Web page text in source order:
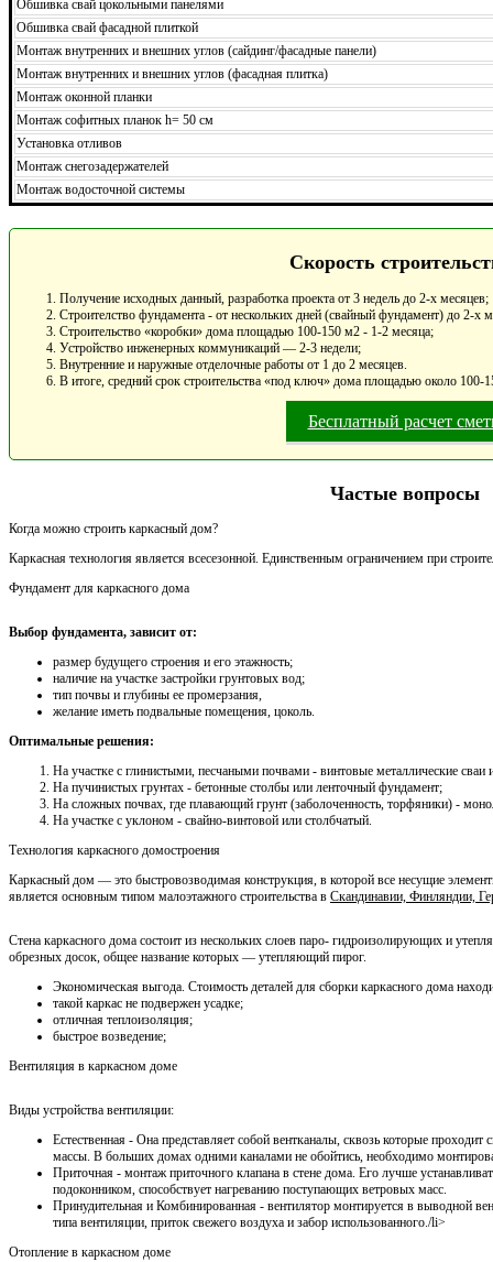
Обшивка свай цокольными панелями
Обшивка свай фасадной плиткой
Монтаж внутренних и внешних углов (сайдинг/фасадные панели)
Монтаж внутренних и внешних углов (фасадная плитка)
Монтаж оконной планки
Монтаж софитных планок h= 50 см
Установка отливов
Монтаж снегозадержателей
Монтаж водосточной системы
Скорость
Получение исходных данный, разработка проекта от 3 недель до 2-х месяцев;
Строителство фундамента - от нескольких дней (свайный фундамент) до 2-х
Строительство «коробки» дома площадью 100-150 м2 - 1-2 месяца;
Устройство инженерных коммуникаций — 2-3 недели;
Внутренние и наружные отделочные работы от 1 до 2 месяцев.
В итоге, средний срок строительства «под ключ» дома площадью около 100-
Бесплатный расчет
Частые вопросы
Когда можно строить каркасный дом?
Каркасная технология является всесезонной. Единственным ограничением при
Фундамент для каркасного дома
Выбор фундамента, зависит от:
размер будущего строения и его этажность;
наличие на участке застройки грунтовых вод;
тип почвы и глубины ее промерзания,
желание иметь подвальные помещения, цоколь.
Оптимальные решения:
На участке с глинистыми, песчаными почвами - винтовые металлические
На пучинистых грунтах - бетонные столбы или ленточный фундамент;
На сложных почвах, где плавающий грунт (заболоченность, торфяники) -
На участке с уклоном - свайно-винтовой или столбчатый.
Технология каркасного домостроения
Каркасный дом — это быстровозводимая конструкция, в которой все несущие
является основным типом малоэтажного строительства в Скандинавии, Финляндии,
Стена каркасного дома состоит из нескольких слоев паро- гидроизолирующих и
обрезных досок, общее название которых — утепляющий пирог.
Экономическая выгода. Стоимость деталей для сборки каркасного дома
такой каркас не подвержен усадке;
отличная теплоизоляция;
быстрое возведение;
Вентиляция в каркасном доме
Виды устройства вентиляции:
Естественная - Она представляет собой вентканалы, сквозь которые
массы. В больших домах одними каналами не обойтись, необходимо
Приточная - монтаж приточного клапана в стене дома. Его лучше
подоконником, способствует нагреванию поступающих ветровых масс.
Принудительная и Комбинированная - вентилятор монтируется в выводной
типа вентиляции, приток свежего воздуха и забор использованного./li>
Отопление в каркасном доме